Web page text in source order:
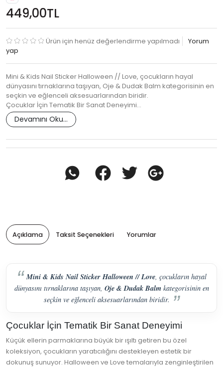
449,00TL
Ürün için henüz değerlendirme yapılmadı
Yorum
yap
Mini & Kids Nail Sticker Halloween // Love, çocukların hayal
dünyasını tırnaklarına taşıyan, Oje & Dudak Balm kategorisinin en
seçkin ve eğlenceli aksesuarlarından biridir.
Çocuklar İçin Tematik Bir Sanat Deneyimi…
Devamını Oku...
Açıklama Taksit Seçenekleri Yorumlar
Mini & Kids Nail Sticker Halloween // Love, çocukların hayal
dünyasını tırnaklarına taşıyan, Oje & Dudak Balmkategorisinin en
seçkin ve eğlenceli aksesuarlarından biridir.
Çocuklar İçin Tematik Bir Sanat Deneyimi
Küçük ellerin parmaklarına büyük bir ışıltı getiren bu özel
koleksiyon, çocukların yaratıcılığını destekleyen estetik bir
dokunuş sunuyor. Halloween ve Love temalarıyla zenginleştirilen